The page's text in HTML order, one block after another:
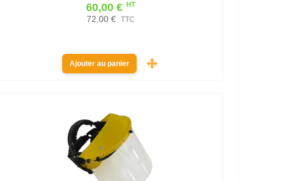
60,00 € HT
72,00 € TTC
Ajouter au panier